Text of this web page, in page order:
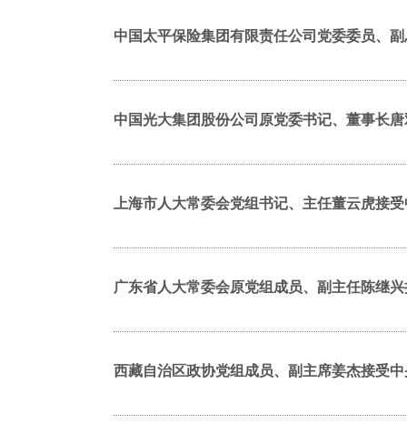
中国太平保险集团有限责任公司党委委员、
中国光大集团股份公司原党委书记、董事长
上海市人大常委会党组书记、主任董云虎接
广东省人大常委会原党组成员、副主任陈继
西藏自治区政协党组成员、副主席姜杰接受